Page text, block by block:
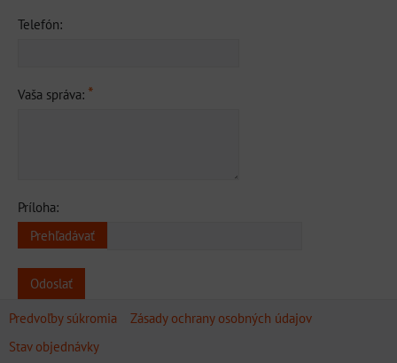
Telefón:
Vaša správa: *
Príloha:
Odoslať
Predvoľby súkromia
Zásady ochrany osobných údajov
Stav objednávky